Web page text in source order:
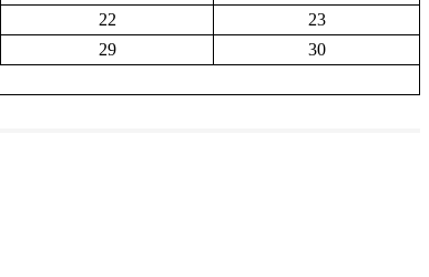
22
23
29
30